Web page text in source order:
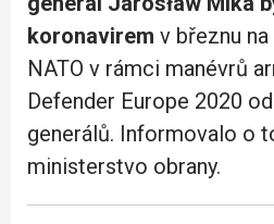
koronavirem v březnu
NATO v rámci manévrů
Defender Europe 2020
generálů. Informovalo o
ministerstvo obrany.